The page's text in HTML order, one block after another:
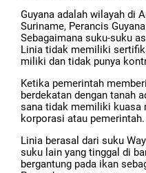
Guyana adalah wilayah di
Suriname, Perancis
Sebagaimana suku-suku
Linia tidak memiliki
miliki dan tidak punya
Ketika pemerintah
berdekatan dengan tanah
sana tidak memiliki kuasa
korporasi atau pemerintah.
Linia berasal dari suku
suku lain yang tinggal di
bergantung pada ikan